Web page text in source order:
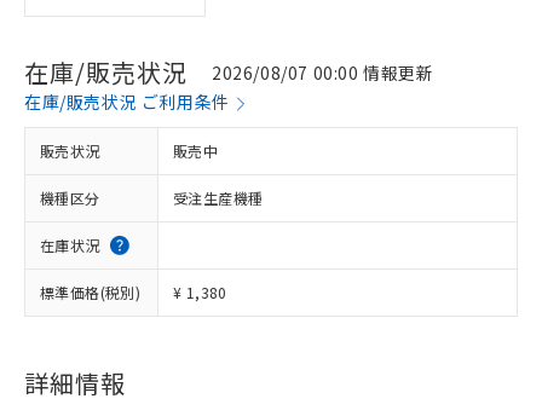
在庫/販売状況
2026/08/07 00:00 情報更新
在庫/販売状況 ご利用条件
販売状況 販売中
機種区分 受注生産機種
在庫状況
標準価格(税別) ¥ 1,380
詳細情報